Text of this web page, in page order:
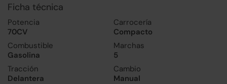
Ficha técnica
Potencia
70CV
Carrocería
Compacto
Combustible
Gasolina
Marchas
5
Tracción
Delantera
Cambio
Manual